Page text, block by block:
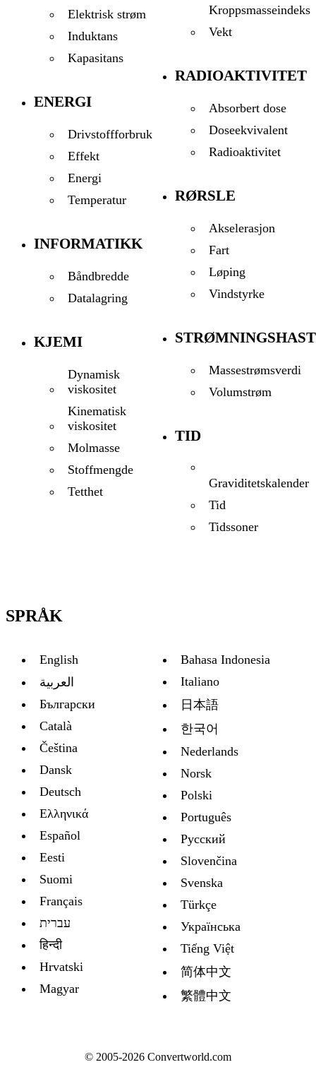
Elektrisk strøm
Induktans
Kapasitans
ENERGI
Drivstoffforbruk
Effekt
Energi
Temperatur
INFORMATIKK
Båndbredde
Datalagring
KJEMI
Dynamisk
viskositet
Kinematisk
viskositet
Molmasse
Stoffmengde
Tetthet
Kroppsmasseindeks
Vekt
RADIOAKTIVITET
Absorbert dose
Doseekvivalent
Radioaktivitet
RØRSLE
Akselerasjon
Fart
Løping
Vindstyrke
Massestrømsverdi
Volumstrøm
TID
Graviditetskalender
Tid
Tidssoner
SPRÅK
English
العربية
Български
Català
Čeština
Dansk
Deutsch
Ελληνικά
Español
Eesti
Suomi
Français
עברית
हिन्दी
Hrvatski
Magyar
Bahasa Indonesia
Italiano
日本語
한국어
Nederlands
Norsk
Polski
Português
Русский
Slovenčina
Svenska
Türkçe
Украïнська
Tiếng Việt
简体中文
繁體中文
© 2005-2026 Convertworld.com